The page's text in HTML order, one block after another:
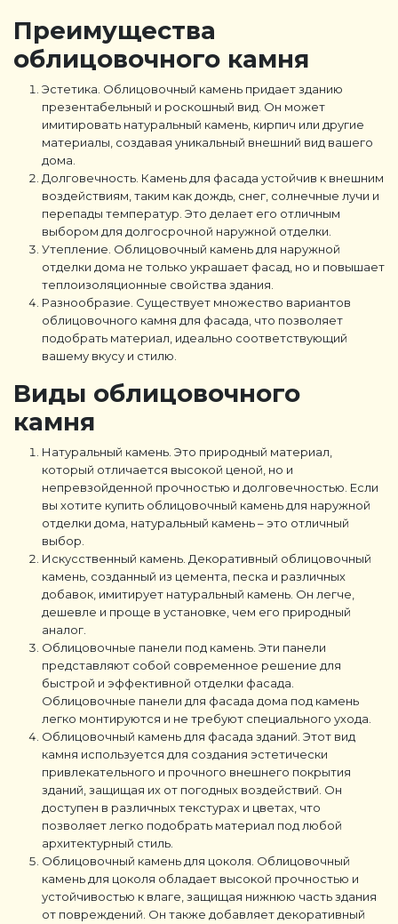
Преимущества
облицовочного камня
Эстетика. Облицовочный камень придает зданию
презентабельный и роскошный вид. Он может
имитировать натуральный камень, кирпич или другие
материалы, создавая уникальный внешний вид вашего
дома.
Долговечность. Камень для фасада устойчив к внешним
воздействиям, таким как дождь, снег, солнечные лучи и
перепады температур. Это делает его отличным
выбором для долгосрочной наружной отделки.
Утепление. Облицовочный камень для наружной
отделки дома не только украшает фасад, но и повышает
теплоизоляционные свойства здания.
Разнообразие. Существует множество вариантов
облицовочного камня для фасада, что позволяет
подобрать материал, идеально соответствующий
вашему вкусу и стилю.
Виды облицовочного
камня
Натуральный камень. Это природный материал,
который отличается высокой ценой, но и
непревзойденной прочностью и долговечностью. Если
вы хотите купить облицовочный камень для наружной
отделки дома, натуральный камень – это отличный
выбор.
Искусственный камень. Декоративный облицовочный
камень, созданный из цемента, песка и различных
добавок, имитирует натуральный камень. Он легче,
дешевле и проще в установке, чем его природный
аналог.
Облицовочные панели под камень. Эти панели
представляют собой современное решение для
быстрой и эффективной отделки фасада.
Облицовочные панели для фасада дома под камень
легко монтируются и не требуют специального ухода.
Облицовочный камень для фасада зданий. Этот вид
камня используется для создания эстетически
привлекательного и прочного внешнего покрытия
зданий, защищая их от погодных воздействий. Он
доступен в различных текстурах и цветах, что
позволяет легко подобрать материал под любой
архитектурный стиль.
Облицовочный камень для цоколя. Облицовочный
камень для цоколя обладает высокой прочностью и
устойчивостью к влаге, защищая нижнюю часть здания
от повреждений. Он также добавляет декоративный